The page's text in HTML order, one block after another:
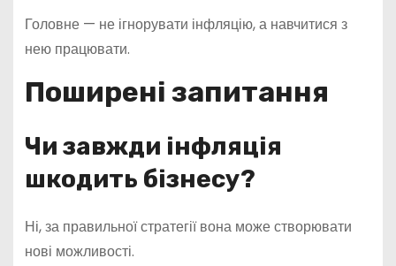
Головне — не ігнорувати інфляцію, а навчитися з
нею працювати.
Поширені запитання
Чи завжди інфляція
шкодить бізнесу?
Ні, за правильної стратегії вона може створювати
нові можливості.